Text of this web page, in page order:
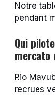
Notre
pendant
Qui
mercato
Rio
recrues